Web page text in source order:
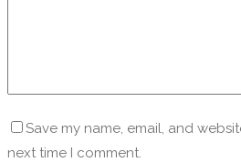
Save my name, email, and
next time I comment.